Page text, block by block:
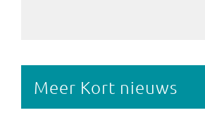
Meer Kort nieuws